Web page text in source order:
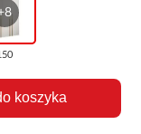
koszyka